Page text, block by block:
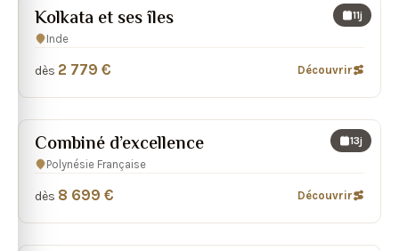
11j
Kolkata et ses îles
Inde
dès 2 779 € Découvrir
13j
Combiné d’excellence
Polynésie Française
dès 8 699 € Découvrir